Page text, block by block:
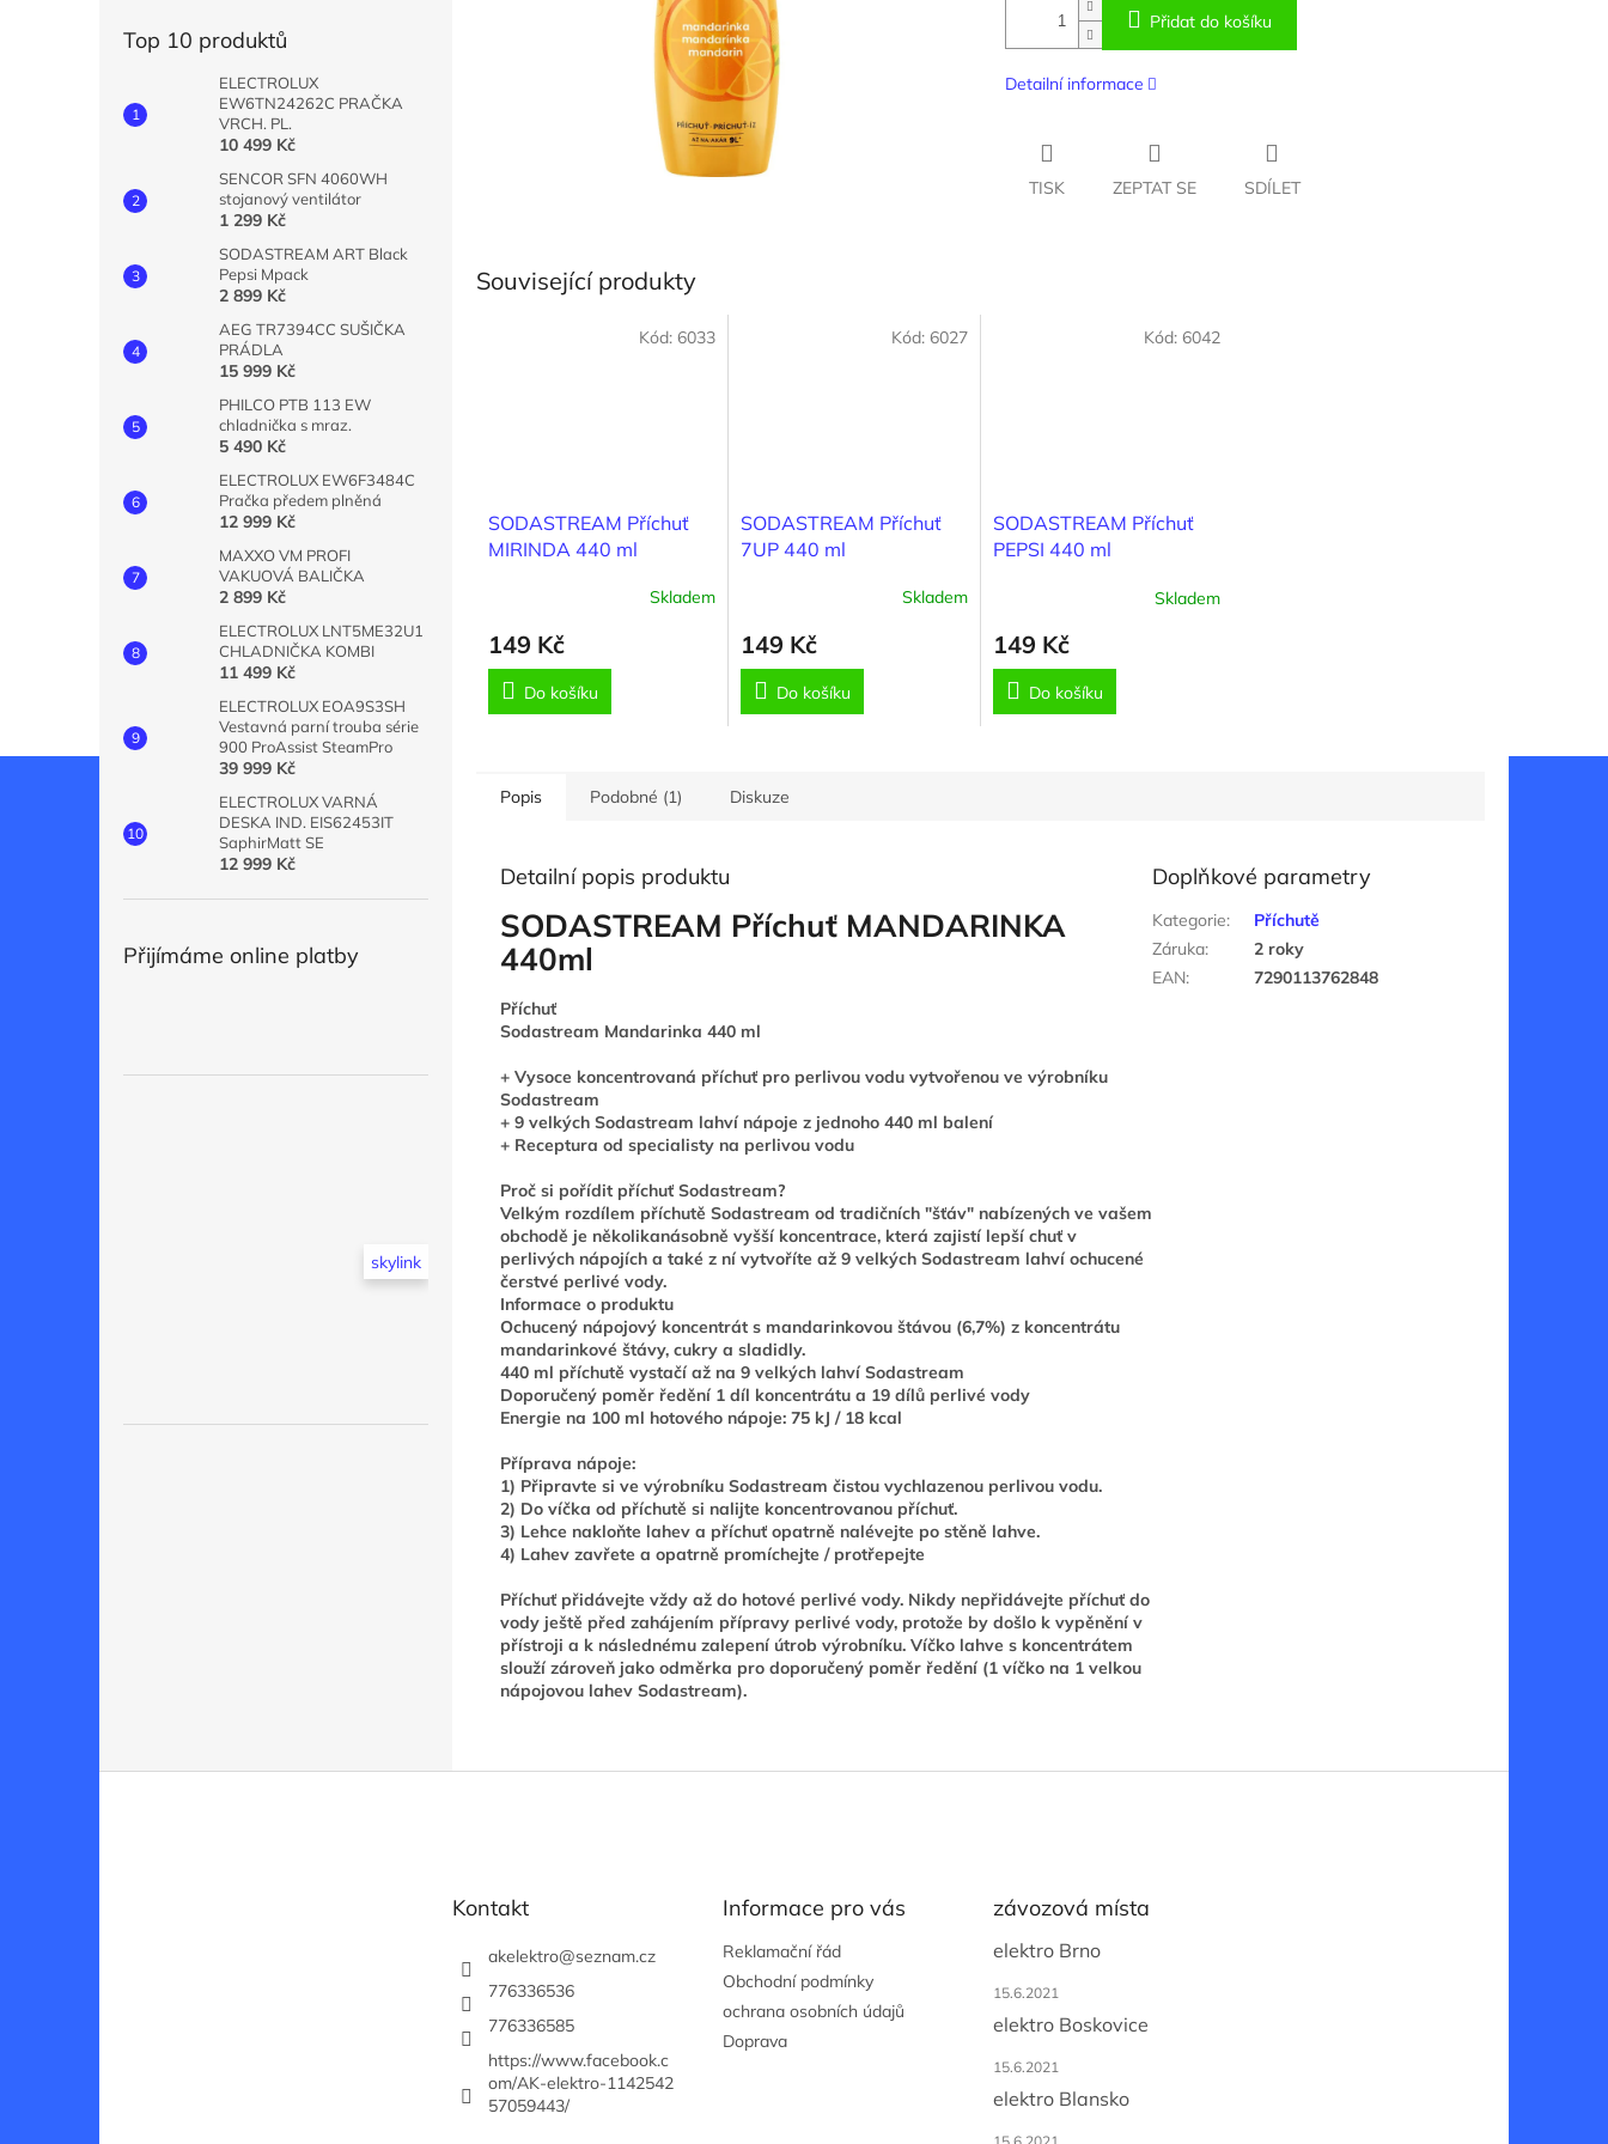
Top 10 produktů
ELECTROLUX
EW6TN24262C PRAČKA
VRCH. PL.
10 499 Kč
SENCOR SFN 4060WH
stojanový ventilátor
1 299 Kč
SODASTREAM ART Black
Pepsi Mpack
2 899 Kč
AEG TR7394CC SUŠIČKA
PRÁDLA
15 999 Kč
PHILCO PTB 113 EW
chladnička s mraz.
5 490 Kč
ELECTROLUX EW6F3484C
Pračka předem plněná
12 999 Kč
MAXXO VM PROFI
VAKUOVÁ BALIČKA
2 899 Kč
ELECTROLUX LNT5ME32U1
CHLADNIČKA KOMBI
11 499 Kč
ELECTROLUX EOA9S3SH
Vestavná parní trouba série
900 ProAssist SteamPro
39 999 Kč
ELECTROLUX VARNÁ
DESKA IND. EIS62453IT
SaphirMatt SE
12 999 Kč
Přijímáme online platby
skylink
Přidat do košíku
Detailní informace
TISK ZEPTAT SE SDÍLET
Související produkty
SODASTREAM Příchuť
MIRINDA 440 ml
Skladem
149 Kč
Do košíku
Kód: 6033
SODASTREAM Příchuť
7UP 440 ml
Skladem
149 Kč
Do košíku
Kód: 6027
SODASTREAM Příchuť
PEPSI 440 ml
Skladem
149 Kč
Do košíku
Kód:6042
Popis Podobné (1) Diskuze
Detailní popis produktu
SODASTREAM Příchuť MANDARINKA
440ml
Příchuť
Sodastream Mandarinka 440 ml
+ Vysoce koncentrovaná příchuť pro perlivou vodu vytvořenou ve výrobníku
Sodastream
+ 9 velkých Sodastream lahví nápoje z jednoho 440 ml balení
+ Receptura od specialisty na perlivou vodu
Proč si pořídit příchuť Sodastream?
Velkým rozdílem příchutě Sodastream od tradičních "šťáv" nabízených ve vašem
obchodě je několikanásobně vyšší koncentrace, která zajistí lepší chuť v
perlivých nápojích a také z ní vytvoříte až 9 velkých Sodastream lahví ochucené
čerstvé perlivé vody.
Informace o produktu
Ochucený nápojový koncentrát s mandarinkovou štávou (6,7%) z koncentrátu
mandarinkové štávy, cukry a sladidly.
440 ml příchutě vystačí až na 9 velkých lahví Sodastream
Doporučený poměr ředění 1 díl koncentrátu a 19 dílů perlivé vody
Energie na 100 ml hotového nápoje: 75 kJ / 18 kcal
Příprava nápoje:
1) Připravte si ve výrobníku Sodastream čistou vychlazenou perlivou vodu.
2) Do víčka od příchutě si nalijte koncentrovanou příchuť.
3) Lehce nakloňte lahev a příchuť opatrně nalévejte po stěně lahve.
4) Lahev zavřete a opatrně promíchejte / protřepejte
Příchuť přidávejte vždy až do hotové perlivé vody. Nikdy nepřidávejte příchuť do
vody ještě před zahájením přípravy perlivé vody, protože by došlo k vypěnění v
přístroji a k následnému zalepení útrob výrobníku. Víčko lahve s koncentrátem
slouží zároveň jako odměrka pro doporučený poměr ředění (1 víčko na 1 velkou
nápojovou lahev Sodastream).
Doplňkové parametry
Kategorie:
Příchutě
Záruka:
2 roky
EAN: 7290113762848
Kontakt
akelektro@seznam.cz
776336536
776336585
https://www.facebook.c
om/AK-elektro-1142542
57059443/
Informace pro vás
Reklamační řád
Obchodní podmínky
ochrana osobních údajů
Doprava
závozová místa
elektro Brno
15.6.2021
elektro Boskovice
15.6.2021
elektro Blansko